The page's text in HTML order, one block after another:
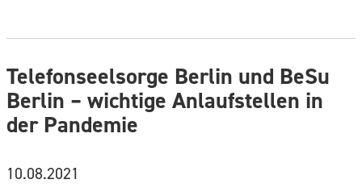
Telefonseelsorge Berlin und BeSu
Berlin – wichtige Anlaufstellen in
der Pandemie
10.08.2021